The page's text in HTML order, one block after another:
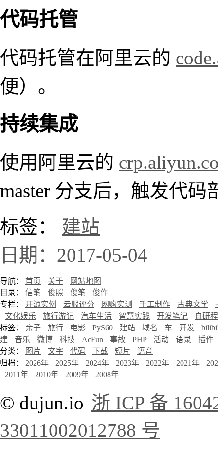
代码托管
代码托管在阿里云的
便）。
持续集成
使用阿里云的
master 分支后，触发代
标签： 建站
日期：2017-05-04
导航： 首页 关于
网站地图
目录： 信笔 俊照 俊笔
俊作
专栏： 开源实例 云服评分 网购实测 手工制作 古典文学
文化娱乐
旅行游记 汽车生活 智慧实践 开发笔记
自研
标签： 亲子 旅行 电影 PyS60 建站 域名 车 开发
建
音乐 微博 科技 AcFun 事故 PHP 活动 语录
插件
分类：
图片 文字 代码 下载 短片
语音
归档： 2026年 2025年 2024年 2023年 2022年 2021年
2011年
2010年 2009年 2008年
© dujun.io 浙 ICP 备
33011002012788 号